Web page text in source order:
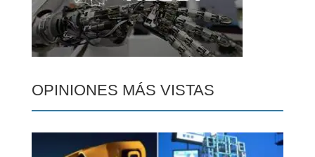
OPINIONES MÁS VISTAS